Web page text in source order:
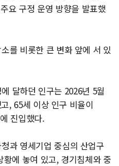
요 구정 운영 방향을 발표했
를 비롯한 큰 변화 앞에 서 있
달하던 인구는 2026년 5월
, 65세 이상 인구 비율이
진입했다.
과 영세기업 중심의 산업구
황에 놓여 있고, 경기침체와 중